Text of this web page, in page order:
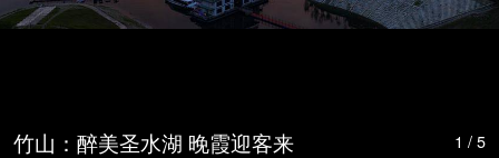
竹山：醉美圣水湖 晚霞迎客来 1 / 5